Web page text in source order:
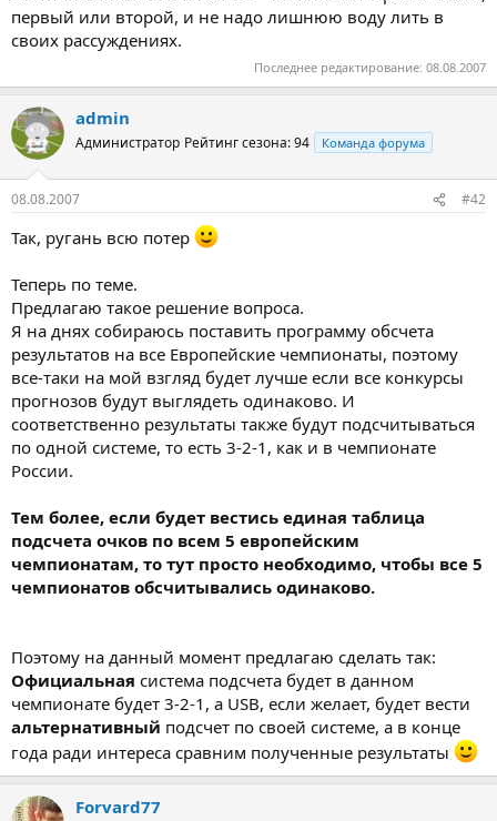
первый или второй, и не надо лишнюю воду лить в
своих рассуждениях.
Последнее редактирование: 08.08.2007
admin
Администратор Рейтинг сезона: 94 Команда форума
08.08.2007 #42
Так, ругань всю потер
Теперь по теме.
Предлагаю такое решение вопроса.
Я на днях собираюсь поставить программу обсчета
результатов на все Европейские чемпионаты, поэтому
все-таки на мой взгляд будет лучше если все конкурсы
прогнозов будут выглядеть одинаково. И
соответственно результаты также будут подсчитываться
по одной системе, то есть 3-2-1, как и в чемпионате
России.
Тем более, если будет вестись единая таблица
подсчета очков по всем 5 европейским
чемпионатам, то тут просто необходимо, чтобы все 5
чемпионатов обсчитывались одинаково.
Поэтому на данный момент предлагаю сделать так:
Официальная система подсчета будет в данном
чемпионате будет 3-2-1, а USB, если желает, будет вести
альтернативный подсчет по своей системе, а в конце
года ради интереса сравним полученные результаты
Forvard77